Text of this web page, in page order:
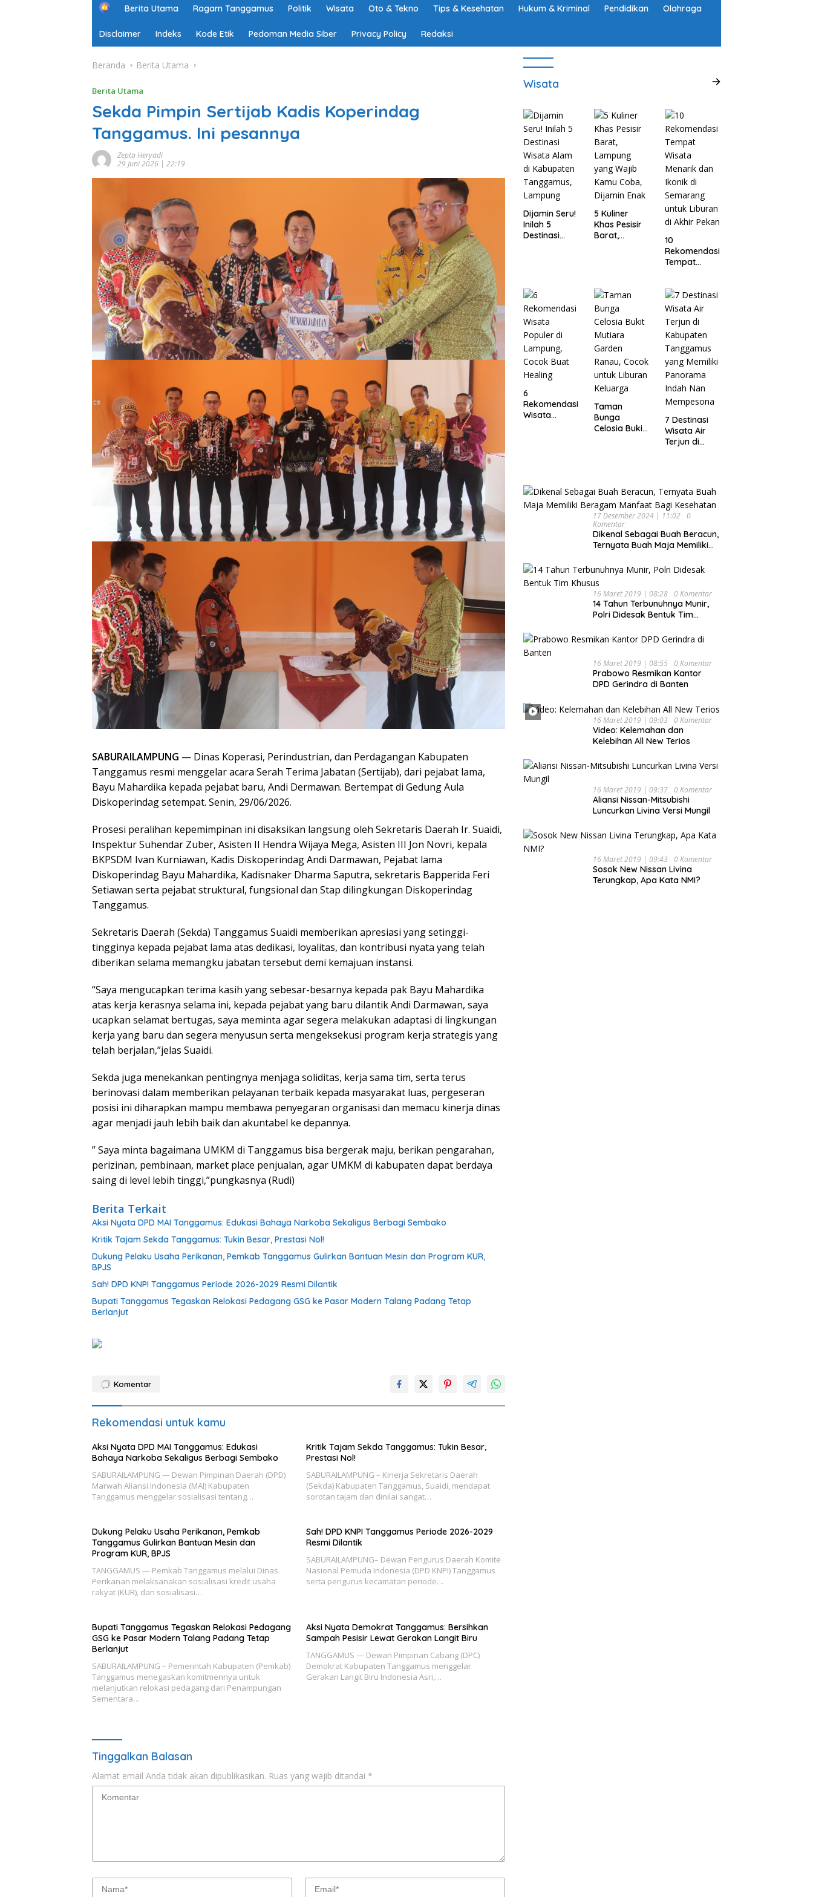
H
m
e
Berita Utama Ragam Tanggamus Politik Wisata Oto & Tekno Tips & Kesehatan Hukum & Kriminal Pendidikan Olahraga
Disclaimer Indeks Kode Etik Pedoman Media Siber Privacy Policy Redaksi
Beranda Berita Utama
Berita Utama
Sekda Pimpin Sertijab Kadis Koperindag
Tanggamus. Ini pesannya
Zepta Heryadi
29 Juni 2026 | 22:19
SABURAILAMPUNG — Dinas Koperasi, Perindustrian, dan Perdagangan Kabupaten
Tanggamus resmi menggelar acara Serah Terima Jabatan (Sertijab), dari pejabat lama,
Bayu Mahardika kepada pejabat baru, Andi Dermawan. Bertempat di Gedung Aula
Diskoperindag setempat. Senin, 29/06/2026.
Prosesi peralihan kepemimpinan ini disaksikan langsung oleh Sekretaris Daerah Ir. Suaidi,
Inspektur Suhendar Zuber, Asisten II Hendra Wijaya Mega, Asisten III Jon Novri, kepala
BKPSDM Ivan Kurniawan, Kadis Diskoperindag Andi Darmawan, Pejabat lama
Diskoperindag Bayu Mahardika, Kadisnaker Dharma Saputra, sekretaris Bapperida Feri
Setiawan serta pejabat struktural, fungsional dan Stap dilingkungan Diskoperindag
Tanggamus.
Sekretaris Daerah (Sekda) Tanggamus Suaidi memberikan apresiasi yang setinggi-
tingginya kepada pejabat lama atas dedikasi, loyalitas, dan kontribusi nyata yang telah
diberikan selama memangku jabatan tersebut demi kemajuan instansi.
“Saya mengucapkan terima kasih yang sebesar-besarnya kepada pak Bayu Mahardika
atas kerja kerasnya selama ini, kepada pejabat yang baru dilantik Andi Darmawan, saya
ucapkan selamat bertugas, saya meminta agar segera melakukan adaptasi di lingkungan
kerja yang baru dan segera menyusun serta mengeksekusi program kerja strategis yang
telah berjalan,”jelas Suaidi.
Sekda juga menekankan pentingnya menjaga soliditas, kerja sama tim, serta terus
berinovasi dalam memberikan pelayanan terbaik kepada masyarakat luas, pergeseran
posisi ini diharapkan mampu membawa penyegaran organisasi dan memacu kinerja dinas
agar menjadi jauh lebih baik dan akuntabel ke depannya.
” Saya minta bagaimana UMKM di Tanggamus bisa bergerak maju, berikan pengarahan,
perizinan, pembinaan, market place penjualan, agar UMKM di kabupaten dapat berdaya
saing di level lebih tinggi,”pungkasnya (Rudi)
Berita Terkait
Aksi Nyata DPD MAI Tanggamus: Edukasi Bahaya Narkoba Sekaligus Berbagi Sembako
Kritik Tajam Sekda Tanggamus: Tukin Besar, Prestasi Nol!
Dukung Pelaku Usaha Perikanan, Pemkab Tanggamus Gulirkan Bantuan Mesin dan Program KUR,
BPJS
Sah! DPD KNPI Tanggamus Periode 2026-2029 Resmi Dilantik
Bupati Tanggamus Tegaskan Relokasi Pedagang GSG ke Pasar Modern Talang Padang Tetap
Berlanjut
Komentar
Rekomendasi untuk kamu
Aksi Nyata DPD MAI Tanggamus: Edukasi
Bahaya Narkoba Sekaligus Berbagi Sembako
SABURAILAMPUNG — Dewan Pimpinan Daerah (DPD)
Marwah Aliansi Indonesia (MAI) Kabupaten
Tanggamus menggelar sosialisasi tentang…
Kritik Tajam Sekda Tanggamus: Tukin Besar,
Prestasi Nol!
SABURAILAMPUNG – Kinerja Sekretaris Daerah
(Sekda) Kabupaten Tanggamus, Suaidi, mendapat
sorotan tajam dan dinilai sangat…
Dukung Pelaku Usaha Perikanan, Pemkab
Tanggamus Gulirkan Bantuan Mesin dan
Program KUR, BPJS
TANGGAMUS — Pemkab Tanggamus melalui Dinas
Perikanan melaksanakan sosialisasi kredit usaha
rakyat (KUR), dan sosialisasi…
Sah! DPD KNPI Tanggamus Periode 2026-2029
Resmi Dilantik
SABURAILAMPUNG– Dewan Pengurus Daerah Komite
Nasional Pemuda Indonesia (DPD KNPI) Tanggamus
serta pengurus kecamatan periode…
Bupati Tanggamus Tegaskan Relokasi Pedagang
GSG ke Pasar Modern Talang Padang Tetap
Berlanjut
SABURAILAMPUNG – Pemerintah Kabupaten (Pemkab)
Tanggamus menegaskan komitmennya untuk
melanjutkan relokasi pedagang dari Penampungan
Sementara…
Aksi Nyata Demokrat Tanggamus: Bersihkan
Sampah Pesisir Lewat Gerakan Langit Biru
TANGGAMUS — Dewan Pimpinan Cabang (DPC)
Demokrat Kabupaten Tanggamus menggelar
Gerakan Langit Biru Indonesia Asri,…
Tinggalkan Balasan
Alamat email Anda tidak akan dipublikasikan. Ruas yang wajib ditandai *
Wisata
Dijamin Seru!
Inilah 5
Destinasi
5 Kuliner
Khas Pesisir
Barat,
10
Rekomendasi
Tempat
Ikonik di
Semarang
untuk Liburan
di Akhir
Pekan
6
Rekomendasi
Wisata
Taman
Bunga
Celosia Bukit
7 Destinasi
Wisata Air
Terjun di
Indah Nan
Mempesona
17 Desember 2024 | 11:02
0
Komentar
Dikenal Sebagai Buah Beracun,
Ternyata Buah Maja Memiliki
Kesehatan
16 Maret 2019 | 08:28 0 Komentar
14 Tahun Terbunuhnya Munir,
Polri Didesak Bentuk Tim
16 Maret 2019 | 08:55 0 Komentar
Prabowo Resmikan Kantor
DPD Gerindra di Banten
16 Maret 2019 | 09:03 0 Komentar
Video: Kelemahan dan
Kelebihan All New Terios
16 Maret 2019 | 09:37 0 Komentar
Aliansi Nissan-Mitsubishi
Luncurkan Livina Versi Mungil
16 Maret 2019 | 09:43 0 Komentar
Sosok New Nissan Livina
Terungkap, Apa Kata NMI?